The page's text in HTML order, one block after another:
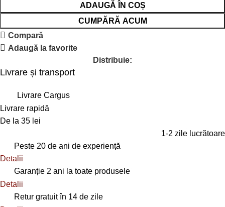
ADAUGĂ ÎN COȘ
CUMPĂRĂ ACUM
Compară
Adaugă la favorite
Distribuie:
Livrare și transport
Livrare Cargus
Livrare rapidă
De la 35 lei
1-2 zile lucrătoare
Peste 20 de ani de experiență
Detalii
Garanție 2 ani la toate produsele
Detalii
Retur gratuit în 14 de zile